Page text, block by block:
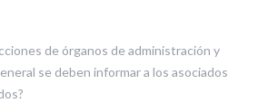
de órganos de administración y
se deben informar a los asociados